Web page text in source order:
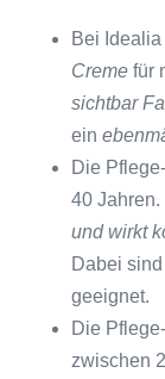
Bei
Creme für
sichtbar
ein
Die
40
und wirkt
Dabei
geeignet.
Die
zwischen